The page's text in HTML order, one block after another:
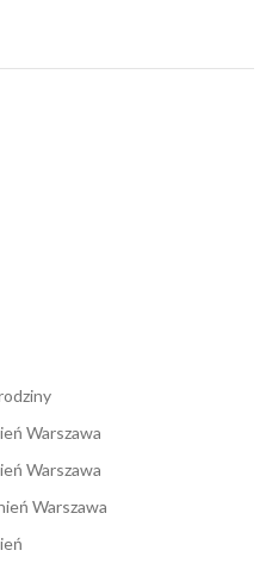
Warszawa
Warszawa
Warszawa